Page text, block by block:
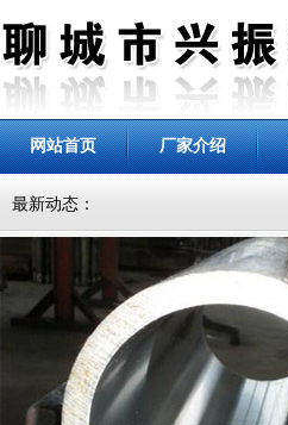
网站首页 厂家介绍
最新动态：